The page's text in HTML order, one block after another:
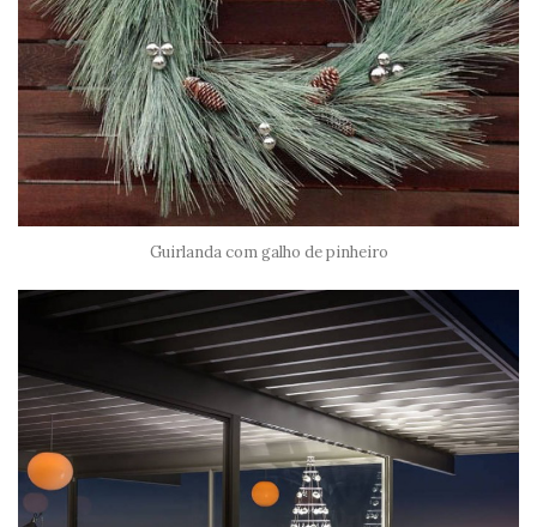
Guirlanda com galho de pinheiro